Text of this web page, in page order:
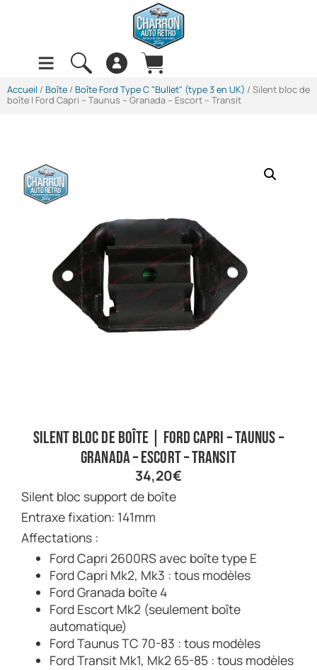
Accueil / Boîte / Boîte Ford Type C "Bullet" (type 3 en UK) / Silent bloc de
boîte | Ford Capri – Taunus – Granada – Escort – Transit
Silent bloc de boîte | Ford Capri – Taunus –
Granada – Escort – Transit
34,20€
Silent bloc support de boîte
Entraxe fixation: 141mm
Affectations :
Ford Capri 2600RS avec boîte type E
Ford Capri Mk2, Mk3 : tous modèles
Ford Granada boîte 4
Ford Escort Mk2 (seulement boîte
automatique)
Ford Taunus TC 70-83 : tous modèles
Ford Transit Mk1, Mk2 65-85 : tous modèles